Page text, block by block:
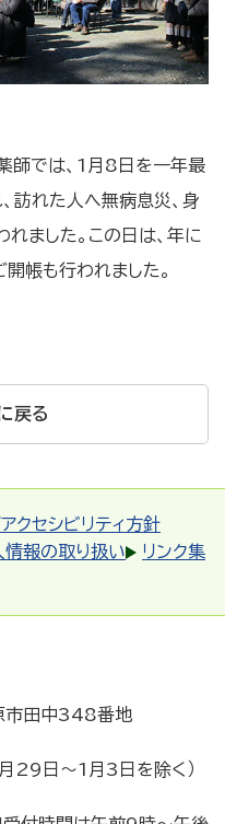
師では、1月8日を一年最
、訪れた人へ無病息災、身
ました。この日は、年に
帳も行われました。
戻る
クセシビリティ方針
情報の取り扱い
リンク集
田中348番地
29日～1月3日を除く）